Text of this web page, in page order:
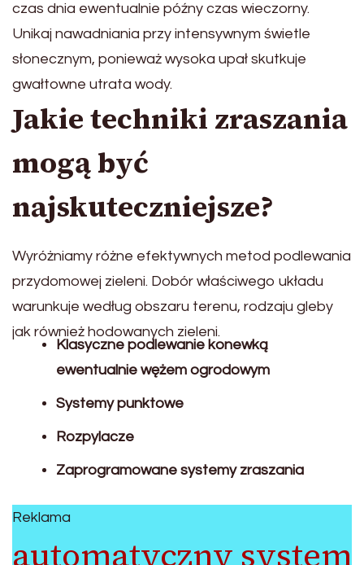
czas dnia ewentualnie późny czas wieczorny.
Unikaj nawadniania przy intensywnym świetle
słonecznym, ponieważ wysoka upał skutkuje
gwałtowne utrata wody.
Jakie techniki zraszania
mogą być
najskuteczniejsze?
Wyróżniamy różne efektywnych metod podlewania
przydomowej zieleni. Dobór właściwego układu
warunkuje według obszaru terenu, rodzaju gleby
jak również hodowanych zieleni.
Klasyczne podlewanie konewką
ewentualnie wężem ogrodowym
Systemy punktowe
Rozpylacze
Zaprogramowane systemy zraszania
Reklama
automatyczny system